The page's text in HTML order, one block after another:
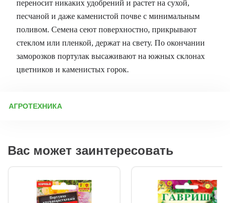
переносит никаких удобрений и растет на сухой,
песчаной и даже каменистой почве с минимальным
поливом. Семена сеют поверхностно, прикрывают
стеклом или пленкой, держат на свету. По окончании
заморозков портулак высаживают на южных склонах
цветников и каменистых горок.
АГРОТЕХНИКА
предпочитают сажать портулак в апреле, когда световой день
становится длиннее. При слишком раннем посеве рассада
должна быть лёгкой и малоплодородной: 50% огородной
земли, 50% песка (можно заменить вермикулитом). Грунт
перед использованием увлажняют и пропаривают для
Вас может заинтересовать